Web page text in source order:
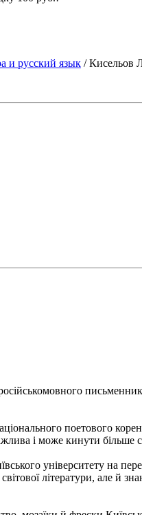
и русский язык / Кисельов
поетового
і може кинути більше
університету на
літератури, але й